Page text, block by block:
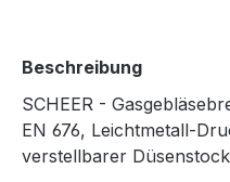
Beschreibung
SCHEER -
EN 676, Leichtmetall-
verstellbarer